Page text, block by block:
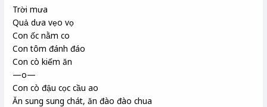
Trời mưa
Quả dưa vẹo vọ
Con ốc nằm co
Con tôm đánh đáo
Con cò kiếm ăn
—o—
Con cò đậu cọc cầu ao
Ăn sung sung chát, ăn đào đào chua